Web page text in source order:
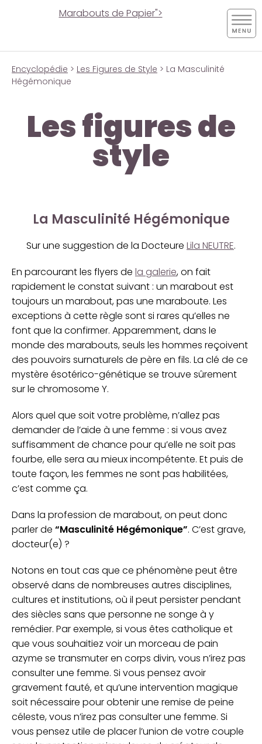
Marabouts de Papier">
Encyclopédie > Les Figures de Style > La Masculinité
Hégémonique
Les figures de
style
La Masculinité Hégémonique
Sur une suggestion de la Docteure Lila NEUTRE.
En parcourant les flyers de la galerie, on fait
rapidement le constat suivant : un marabout est
toujours un marabout, pas une maraboute. Les
exceptions à cette règle sont si rares qu’elles ne
font que la confirmer. Apparemment, dans le
monde des marabouts, seuls les hommes reçoivent
des pouvoirs surnaturels de père en fils. La clé de ce
mystère ésotérico-génétique se trouve sûrement
sur le chromosome Y.
Alors quel que soit votre problème, n’allez pas
demander de l’aide à une femme : si vous avez
suffisamment de chance pour qu’elle ne soit pas
fourbe, elle sera au mieux incompétente. Et puis de
toute façon, les femmes ne sont pas habilitées,
c’est comme ça.
Dans la profession de marabout, on peut donc
parler de “Masculinité Hégémonique”. C’est grave,
docteur(e) ?
Notons en tout cas que ce phénomène peut être
observé dans de nombreuses autres disciplines,
cultures et institutions, où il peut persister pendant
des siècles sans que personne ne songe à y
remédier. Par exemple, si vous êtes catholique et
que vous souhaitiez voir un morceau de pain
azyme se transmuter en corps divin, vous n’irez pas
consulter une femme. Si vous pensez avoir
gravement fauté, et qu’une intervention magique
soit nécessaire pour obtenir une remise de peine
céleste, vous n’irez pas consulter une femme. Si
vous pensez utile de placer l’union de votre couple